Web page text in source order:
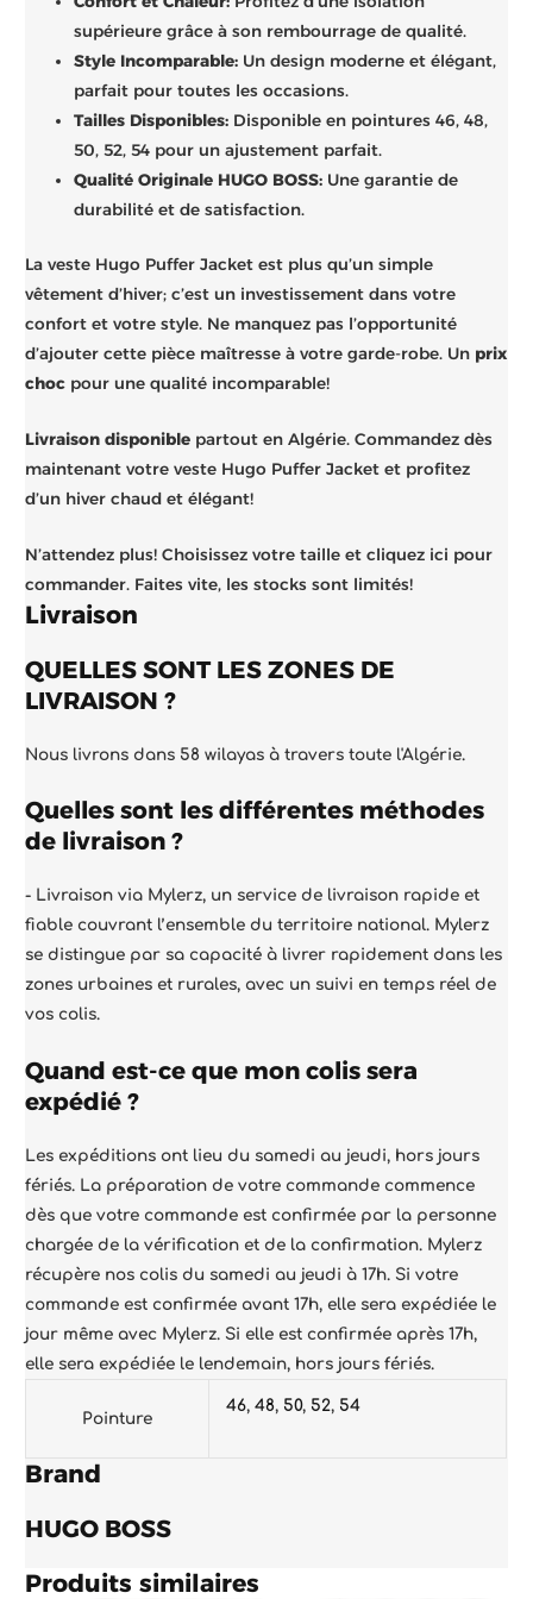
supérieure grâce à son rembourrage de qualité.
Style Incomparable: Un design moderne et élégant,
parfait pour toutes les occasions.
Tailles Disponibles: Disponible en pointures 46, 48,
50, 52, 54 pour un ajustement parfait.
Qualité Originale HUGO BOSS: Une garantie de
durabilité et de satisfaction.
La veste Hugo Puffer Jacket est plus qu’un simple
vêtement d’hiver; c’est un investissement dans votre
confort et votre style. Ne manquez pas l’opportunité
d’ajouter cette pièce maîtresse à votre garde-robe. Un prix
choc pour une qualité incomparable!
Livraison disponible partout en Algérie. Commandez dès
maintenant votre veste Hugo Puffer Jacket et profitez
d’un hiver chaud et élégant!
N’attendez plus! Choisissez votre taille et cliquez ici pour
commander. Faites vite, les stocks sont limités!
Livraison
QUELLES SONT LES ZONES DE
LIVRAISON ?
Nous livrons dans 58 wilayas à travers toute l'Algérie.
Quelles sont les différentes méthodes
de livraison ?
- Livraison via Mylerz, un service de livraison rapide et
fiable couvrant l’ensemble du territoire national. Mylerz
se distingue par sa capacité à livrer rapidement dans les
zones urbaines et rurales, avec un suivi en temps réel de
vos colis.
Quand est-ce que mon colis sera
expédié ?
Les expéditions ont lieu du samedi au jeudi, hors jours
fériés. La préparation de votre commande commence
dès que votre commande est confirmée par la personne
chargée de la vérification et de la confirmation. Mylerz
récupère nos colis du samedi au jeudi à 17h. Si votre
commande est confirmée avant 17h, elle sera expédiée le
jour même avec Mylerz. Si elle est confirmée après 17h,
elle sera expédiée le lendemain, hors jours fériés.
Pointure
46, 48, 50, 52, 54
Brand
HUGO BOSS
Produits similaires